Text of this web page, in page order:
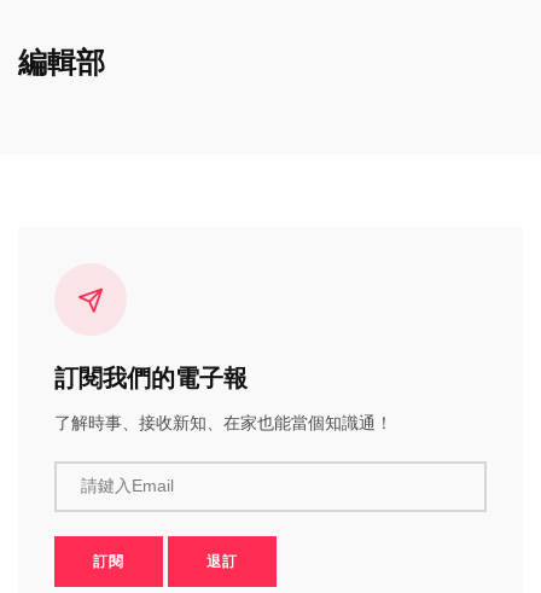
編輯部
訂閱我們的電子報
了解時事、接收新知、在家也能當個知識通！
請鍵入Email
訂閱 退訂